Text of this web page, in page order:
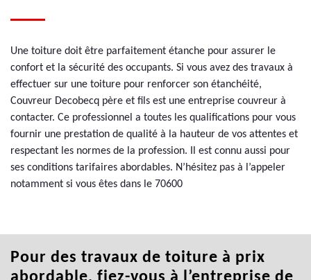
Une toiture doit être parfaitement étanche pour assurer le
confort et la sécurité des occupants. Si vous avez des travaux à
effectuer sur une toiture pour renforcer son étanchéité,
Couvreur Decobecq père et fils est une entreprise couvreur à
contacter. Ce professionnel a toutes les qualifications pour vous
fournir une prestation de qualité à la hauteur de vos attentes et
respectant les normes de la profession. Il est connu aussi pour
ses conditions tarifaires abordables. N’hésitez pas à l’appeler
notamment si vous êtes dans le 70600
Pour des travaux de toiture à prix